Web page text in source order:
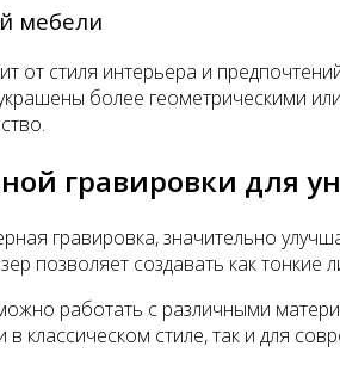
мебели
от стиля интерьера и
более геометрическими
гравировки для
гравировка, значительно
позволяет создавать как
работать с различными
в классическом стиле, так и для